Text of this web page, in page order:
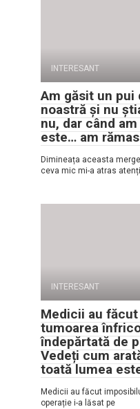
INTERESANT
Am găsit un pui
noastră și nu
nu, dar când
este… am
Dimineața aceasta
ceva mic mi-a atras
INTERESANT
Medicii au
tumoarea
îndepărtată de
Vedeți cum
toată lumea
Medicii au făcut
operație i-a lăsat pe